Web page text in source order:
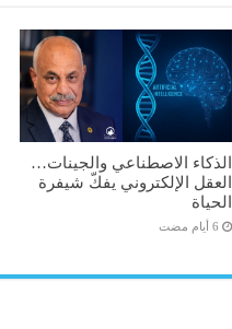
الذكاء الاصطناعي والجينات…
العقل الإلكتروني يفكّ شيفرة
الحياة